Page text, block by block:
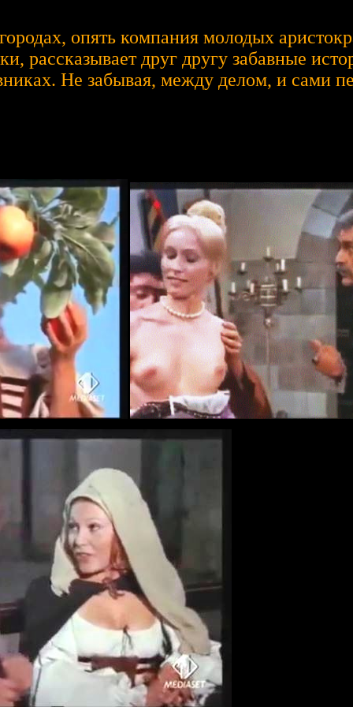
опять компания молодых
рассказывает друг другу забавные
Не забывая, между делом, и сами